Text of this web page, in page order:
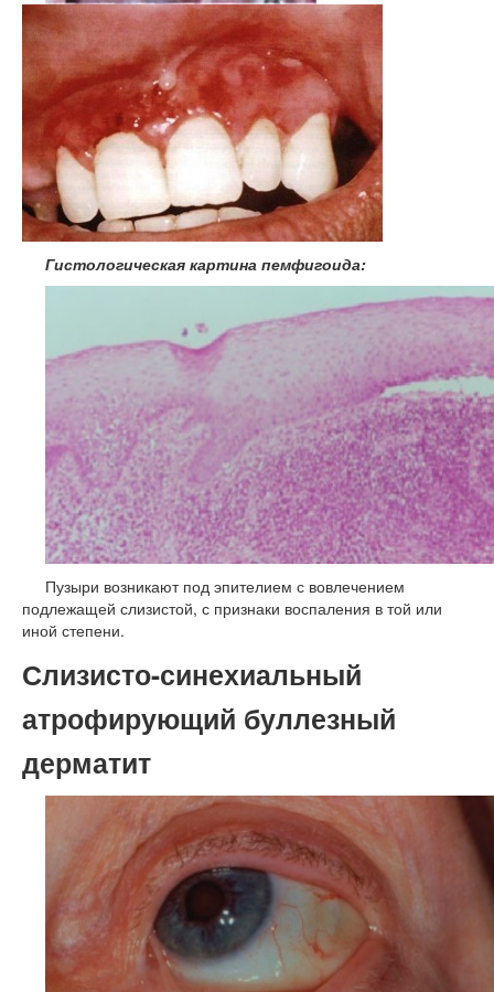
Гистологическая картина пемфигоида:
Пузыри возникают под эпителием с вовлечением
подлежащей слизистой, с признаки воспаления в той или
иной степени.
Слизисто-синехиальный
атрофирующий буллезный
дерматит